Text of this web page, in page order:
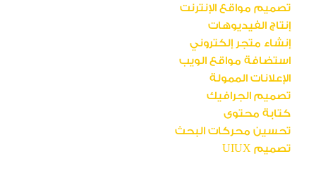
تصميم مواقع الإنترنت
إنتاج الفيديوهات
إنشاء متجر إلكتروني
استضافة مواقع الويب
الإعلانات الممولة
تصميم الجرافيك
كتابة محتوى
تحسين محركات البحث
تصميم UIUX